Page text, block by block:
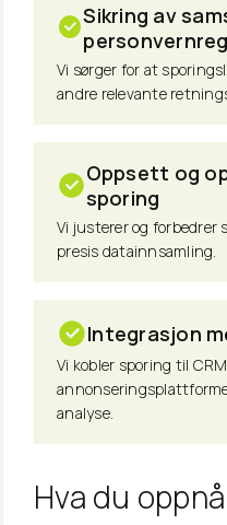
Sikring av
Vi sørger for at
andre relevante
Oppsett og
sporing
Vi justerer og forbedrer
presis datainnsamling.
Integrasjon
Vi kobler sporing til
analyse.
Hva du